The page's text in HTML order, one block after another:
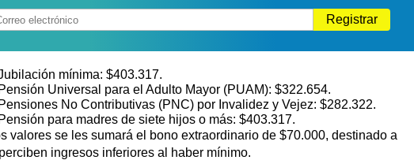
Registrar
mínima: $403.317.
Pensión Universal para el Adulto Mayor (PUAM): $322.654.
Pensiones No Contributivas (PNC) por Invalidez y Vejez: $282.322.
Pensión para madres de siete hijos o más: $403.317.
valores se les sumará el bono extraordinario de $70.000, destinado a
ingresos inferiores al haber mínimo.